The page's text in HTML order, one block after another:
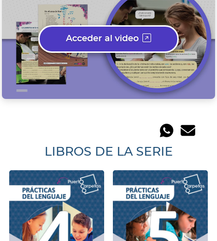
Acceder al video
(Abre en una nueva
LIBROS DE LA SERIE